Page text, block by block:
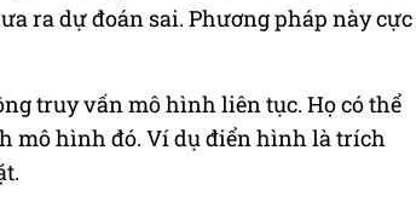
ra dự đoán sai. Phương pháp này cực
truy vấn mô hình liên tục. Họ có thể
mô hình đó. Ví dụ điển hình là trích